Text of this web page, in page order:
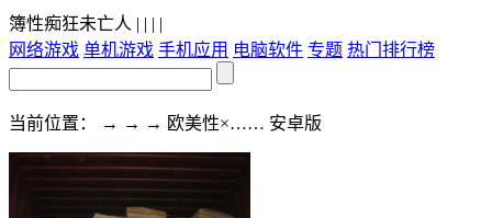
簿性痴狂未亡人 | | | |
网络游戏 单机游戏 手机应用 电脑软件 专题 热门排行榜
当前位置： → → → 欧美性×…… 安卓版